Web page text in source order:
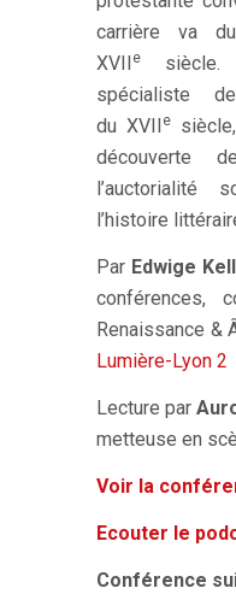
carrière va
XVII
e
siècle.
spécialiste
du XVII
e
découverte
l’auctorialité
l’histoire
Par Edwige
conférences,
Renaissance &
Lumière-Lyon 2
Lecture par
metteuse en
Voir la
Ecouter le
Conférence